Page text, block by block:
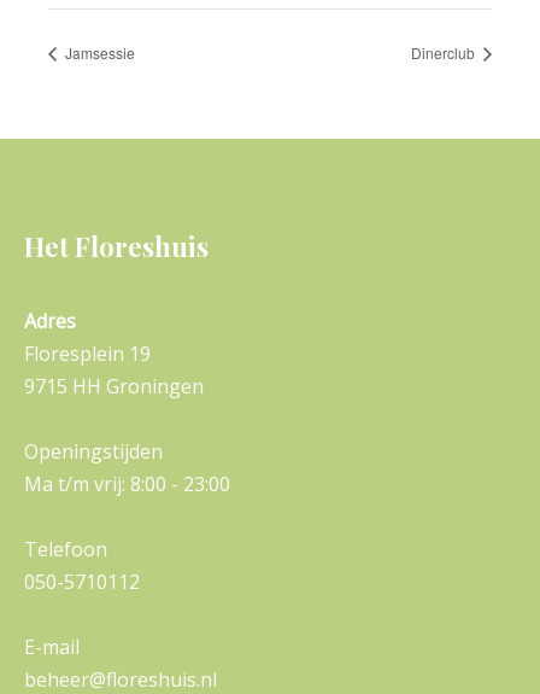
Jamsessie Dinerclub
Het Floreshuis
Adres
Floresplein 19
9715 HH Groningen
Openingstijden
Ma t/m vrij: 8:00 - 23:00
Telefoon
050-5710112
E-mail
beheer@floreshuis.nl